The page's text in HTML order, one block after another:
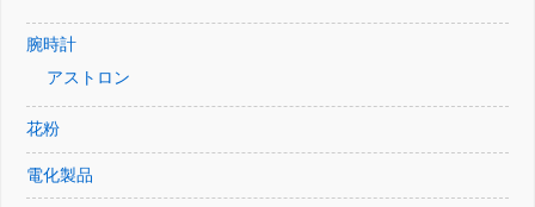
腕時計
アストロン
花粉
電化製品